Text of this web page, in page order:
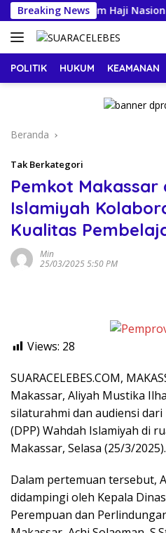
Langsung
ke
konten
Breaking News
Ekosistem Haji
POLITIK HUKUM KEAMANAN
Beranda
Tak Berkategori
Pemkot Makassar
Islamiyah
Kualitas
Min
25/03/2025 5:50 PM
Views: 28
SUARACELEBES.COM,
Makassar, Aliyah Mustika
silaturahmi dan audiensi
(DPP) Wahdah Islamiyah di
Makassar, Selasa (25/3/2025).
Dalam pertemuan tersebut,
didampingi oleh Kepala
Perempuan dan